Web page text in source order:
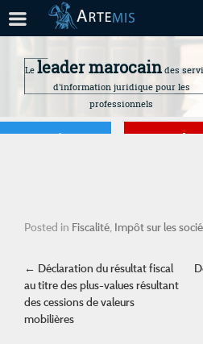
Le leader marocaindes
d'information juridique pour les
professionnels
Je gère Je me
Posted in Fiscalité Impôt sur les
Post navigation
← Déclaration du résultat fiscal
au titre des plus-values résultant
des cessions de valeurs
mobilières